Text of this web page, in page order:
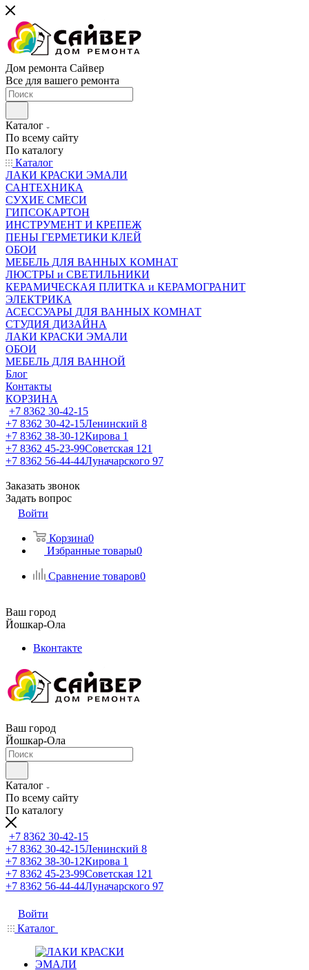
Дом ремонта Сайвер
Все для вашего ремонта
Каталог
По всему сайту
По каталогу
Каталог
ЛАКИ КРАСКИ ЭМАЛИ
САНТЕХНИКА
СУХИЕ СМЕСИ
ГИПСОКАРТОН
ИНСТРУМЕНТ И КРЕПЕЖ
ПЕНЫ ГЕРМЕТИКИ КЛЕЙ
ОБОИ
МЕБЕЛЬ ДЛЯ ВАННЫХ КОМНАТ
ЛЮСТРЫ и СВЕТИЛЬНИКИ
КЕРАМИЧЕСКАЯ ПЛИТКА и КЕРАМОГРАНИТ
ЭЛЕКТРИКА
АСЕССУАРЫ ДЛЯ ВАННЫХ КОМНАТ
СТУДИЯ ДИЗАЙНА
ЛАКИ КРАСКИ ЭМАЛИ
ОБОИ
МЕБЕЛЬ ДЛЯ ВАННОЙ
Блог
Контакты
КОРЗИНА
+7 8362 30-42-15
+7 8362 30-42-15Ленинский 8
+7 8362 38-30-12Кирова 1
+7 8362 45-23-99Советская 121
+7 8362 56-44-44Луначарского 97
Заказать звонок
Задать вопрос
Войти
Корзина0
Избранные товары0
Сравнение товаров0
Ваш город
Йошкар-Ола
Вконтакте
Ваш город
Йошкар-Ола
Каталог
По всему сайту
По каталогу
+7 8362 30-42-15
+7 8362 30-42-15Ленинский 8
+7 8362 38-30-12Кирова 1
+7 8362 45-23-99Советская 121
+7 8362 56-44-44Луначарского 97
Войти
Каталог